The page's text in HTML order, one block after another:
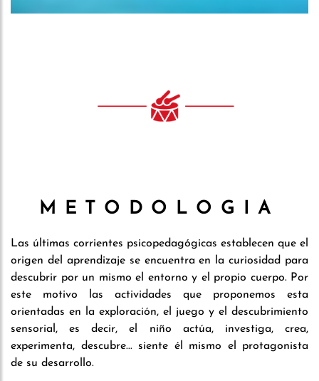
METODOLOGIA
Las últimas corrientes psicopedagógicas establecen que el
origen del aprendizaje se encuentra en la curiosidad para
descubrir por un mismo el entorno y el propio cuerpo. Por
este motivo las actividades que proponemos esta
orientadas en la exploración, el juego y el descubrimiento
sensorial, es decir, el niño actúa, investiga, crea,
experimenta, descubre... siente él mismo el protagonista
de su desarrollo.